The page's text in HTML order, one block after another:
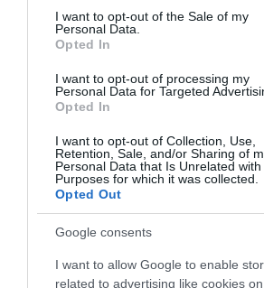
consent section.
I want to opt-out of the Sale of my
Personal Data.
Opted In
I want to opt-out of processing my
Personal Data for Targeted
Opted In
I want to opt-out of Collection, Use,
Retention, Sale, and/or Sharing of
Personal Data that Is Unrelated
Purposes for which it was collected.
Opted Out
Google consents
I want to allow Google to enable
related to advertising like cookies
MOBILT ÉS KISRÁDIÓT LOPOTT KÓRHÁZI
NŐ EGERBEN, 3 ÉS FÉL ÉV BÖRTÖNT
2021. október 22
Az Egri Járási Ügyészség vádirata szerint
fekvőbetegként tartózkodott az Egri
ahol 2021. február 12-én az esti órákban
MEGHALT VADÁSZ ÁGNES, A MAGYAR
KIEMELKEDŐ SZEMÉLYISÉGE
2022. szeptember 10
Hetvenkilenc éves korában elhunyt
Vadász Ágnes 1965-től 1995-ig dolgozott a